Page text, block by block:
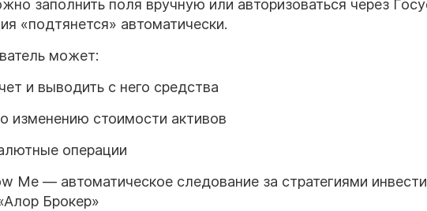
заполнить поля вручную или авторизоваться через
«подтянется» автоматически.
может:
и выводить с него средства
изменению стоимости активов
операции
Me — автоматическое следование за стратегиями
Брокер»